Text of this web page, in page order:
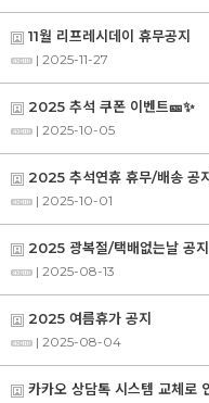
11월 리프레시데이 휴무공지
| 2025-11-27
2025 추석 쿠폰 이벤트🎫✨
| 2025-10-05
2025 추석연휴 휴무/배송 공지
| 2025-10-01
2025 광복절/택배없는날 공지
| 2025-08-13
2025 여름휴가 공지
| 2025-08-04
카카오 상담톡 시스템 교체로